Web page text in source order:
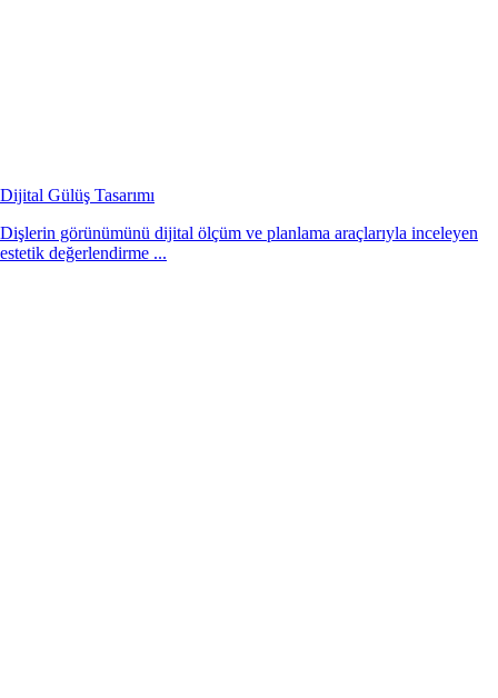
Dijital Gülüş Tasarımı
Dişlerin görünümünü dijital ölçüm ve planlama araçlarıyla inceleyen
estetik değerlendirme ...